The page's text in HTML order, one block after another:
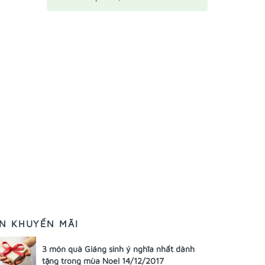
KHUYẾN MÃI
3 món quà Giáng sinh ý nghĩa nhất dành
tặng trong mùa Noel 14/12/2017